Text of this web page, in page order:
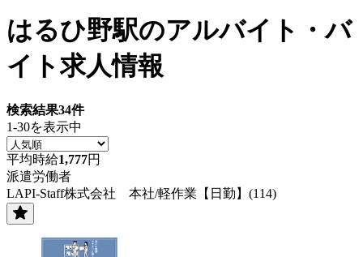
はるひ野駅のアルバイト・バ
イト求人情報
検索結果34件
1-30を表示中
平均時給1,777円
派遣労働者
LAPI-Staff株式会社 本社/軽作業【日勤】(114)